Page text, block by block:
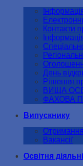
Контакти
День
Рішення
ВИЩА
ФАХОВА
Випускнику
Вакансії
Освітня